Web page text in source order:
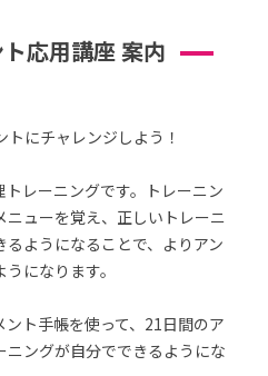
応用講座 案内
にチャレンジしよう！
レーニングです。トレーニン
ューを覚え、正しいトレーニ
ようになることで、よりアン
になります。
ト手帳を使って、21日間のア
ニングが自分でできるようにな